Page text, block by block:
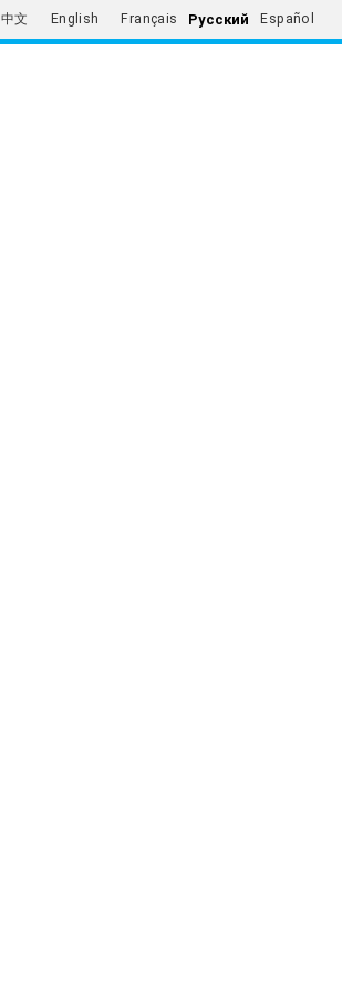
中文 English Français Русский Español